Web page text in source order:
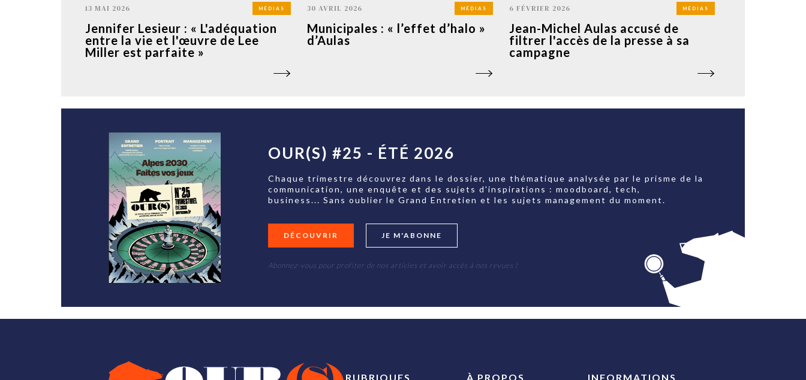
13 MAI 2026 MÉDIAS
Jennifer Lesieur : « L'adéquation
entre la vie et l'œuvre de Lee
Miller est parfaite »
30 AVRIL 2026 MÉDIAS
Municipales : « l’effet d’halo »
d’Aulas
6 FÉVRIER 2026 MÉDIAS
Jean-Michel Aulas accusé de
filtrer l'accès de la presse à sa
campagne
OUR(S) #25 - ÉTÉ 2026
Chaque trimestre découvrez dans le dossier, une thématique analysée par le prisme de la
communication, une enquête et des sujets d'inspirations : moodboard, tech,
business... Sans oublier le Grand Entretien et les sujets management du moment.
DÉCOUVRIR JE M'ABONNE
Abonnez-vous pour profiter de nos articles et avoir accès à nos revues !
RUBRIQUES À PROPOS INFORMATIONS